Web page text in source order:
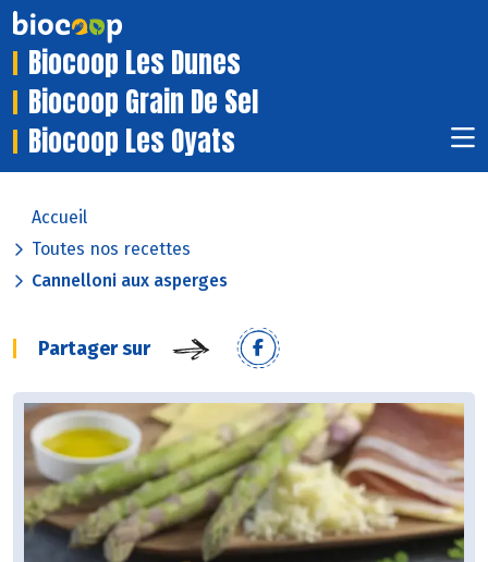
Biocoop Les Dunes
Biocoop Grain De Sel
Biocoop Les Oyats
Accueil
Toutes nos recettes
Cannelloni aux asperges
Partager sur